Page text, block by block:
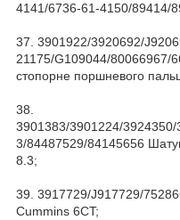
4141/6736-61-4150/89414/
37. 3901922/3920692/
21175/G109044/80066967/
стопорне поршневого
38.
3901383/3901224/
3/84487529/84145656
8.3;
39. 3917729/J917729/
Cummins 6CT;